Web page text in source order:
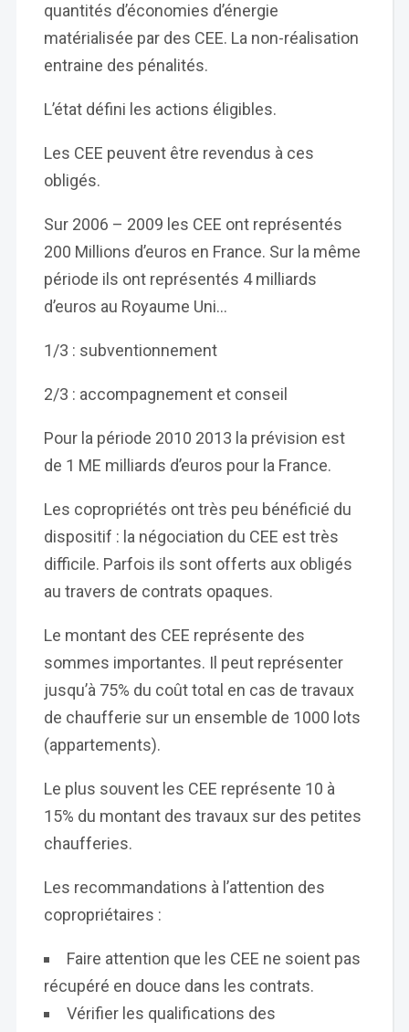
quantités d’économies d’énergie
matérialisée par des CEE. La non-réalisation
entraine des pénalités.
L’état défini les actions éligibles.
Les CEE peuvent être revendus à ces
obligés.
Sur 2006 – 2009 les CEE ont représentés
200 Millions d’euros en France. Sur la même
période ils ont représentés 4 milliards
d’euros au Royaume Uni…
1/3 : subventionnement
2/3 : accompagnement et conseil
Pour la période 2010 2013 la prévision est
de 1 ME milliards d’euros pour la France.
Les copropriétés ont très peu bénéficié du
dispositif : la négociation du CEE est très
difficile. Parfois ils sont offerts aux obligés
au travers de contrats opaques.
Le montant des CEE représente des
sommes importantes. Il peut représenter
jusqu’à 75% du coût total en cas de travaux
de chaufferie sur un ensemble de 1000 lots
(appartements).
Le plus souvent les CEE représente 10 à
15% du montant des travaux sur des petites
chaufferies.
Les recommandations à l’attention des
copropriétaires :
Faire attention que les CEE ne soient pas
récupéré en douce dans les contrats.
Vérifier les qualifications des